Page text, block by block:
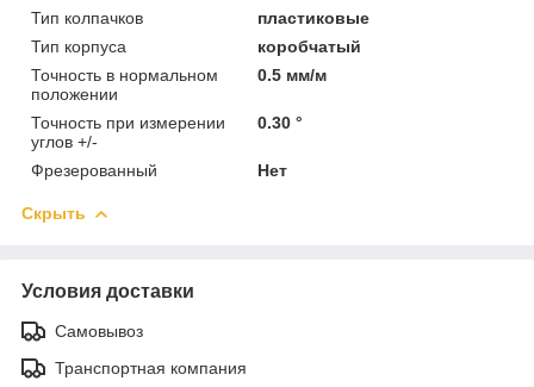
Тип колпачков
пластиковые
Тип корпуса
коробчатый
Точность в нормальном
положении
0.5 мм/м
Точность при измерении
углов +/-
0.30 °
Фрезерованный Нет
Скрыть
Условия доставки
Самовывоз
Транспортная компания